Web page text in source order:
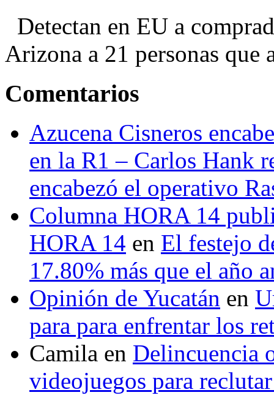
Detectan en EU a
Arizona a 21 personas que
Comentarios
Azucena Cisneros
en la R1 – Carlos Hank
encabezó el operativo
Columna HORA 14
HORA 14 en El festejo
17.80% más que el año
Opinión de Yucatán en
para para enfrentar los
Camila en Delincuencia
videojuegos para